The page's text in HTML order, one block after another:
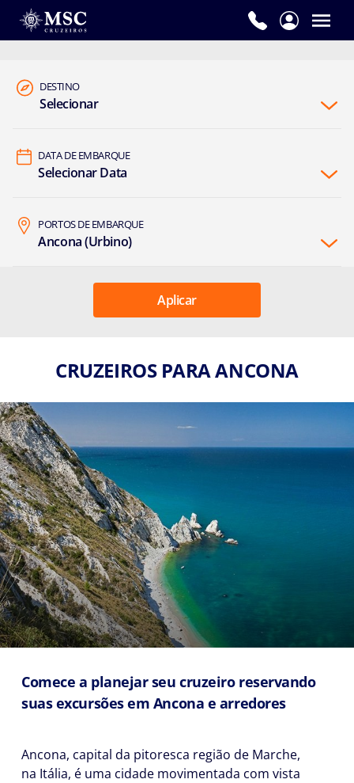
DESTINO
Selecionar
DATA DE EMBARQUE
Selecionar Data
PORTOS DE EMBARQUE
Ancona (Urbino)
Aplicar
CRUZEIROS PARA ANCONA
Comece a planejar seu cruzeiro reservando
suas excursões em Ancona e arredores
Ancona, capital da pitoresca região de Marche,
na Itália, é uma cidade movimentada com vista